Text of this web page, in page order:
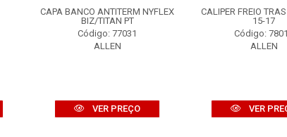
CAPA BANCO ANTITERM NYFLEX
BIZ/TITAN PT
Código: 77031
ALLEN
VER PREÇO
CALIPER FREIO
15-17
Código:
ALLEN
VER